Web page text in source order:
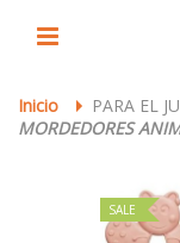
Inicio > PARA EL
MORDEDORES
SALE